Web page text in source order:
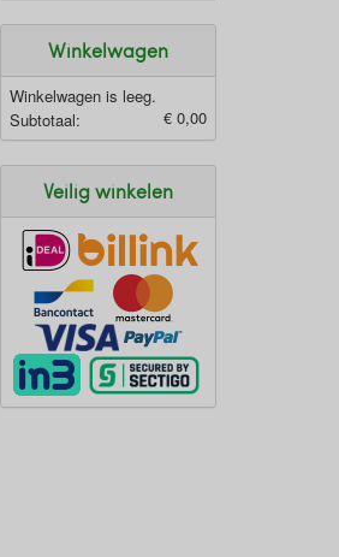
Winkelwagen
Winkelwagen is leeg.
Subtotaal:
€ 0,00
Veilig winkelen